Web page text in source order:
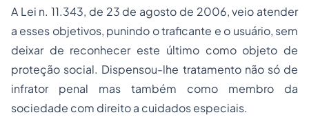
A Lei n. 11.343, de 23 de agosto de 2006, veio atender
a esses objetivos, punindo o traficante e o usuário, sem
deixar de reconhecer este último como objeto de
proteção social. Dispensou-lhe tratamento não só de
infrator penal mas também como membro da
sociedade com direito a cuidados especiais.